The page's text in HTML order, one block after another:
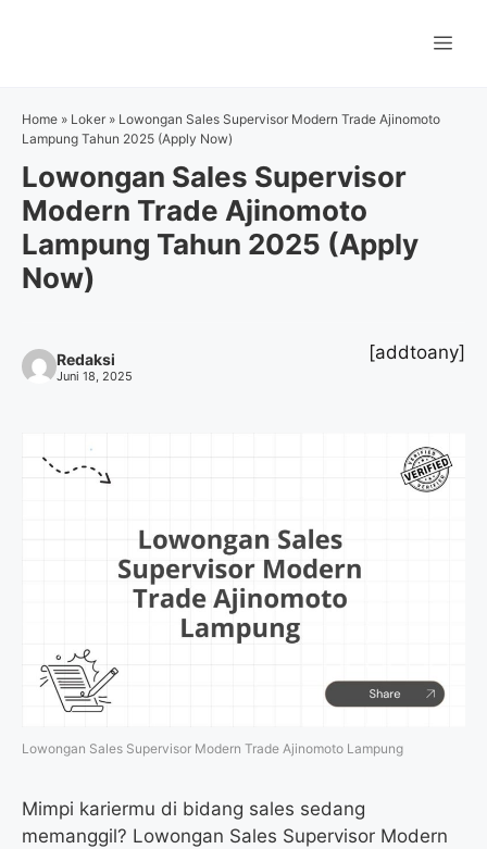
Home » Loker » Lowongan Sales Supervisor Modern Trade Ajinomoto
Lampung Tahun 2025 (Apply Now)
Lowongan Sales Supervisor
Modern Trade Ajinomoto
Lampung Tahun 2025 (Apply
Now)
Redaksi
Juni 18, 2025
[addtoany]
Lowongan Sales Supervisor Modern Trade Ajinomoto Lampung
Mimpi kariermu di bidang sales sedang
memanggil? Lowongan Sales Supervisor Modern